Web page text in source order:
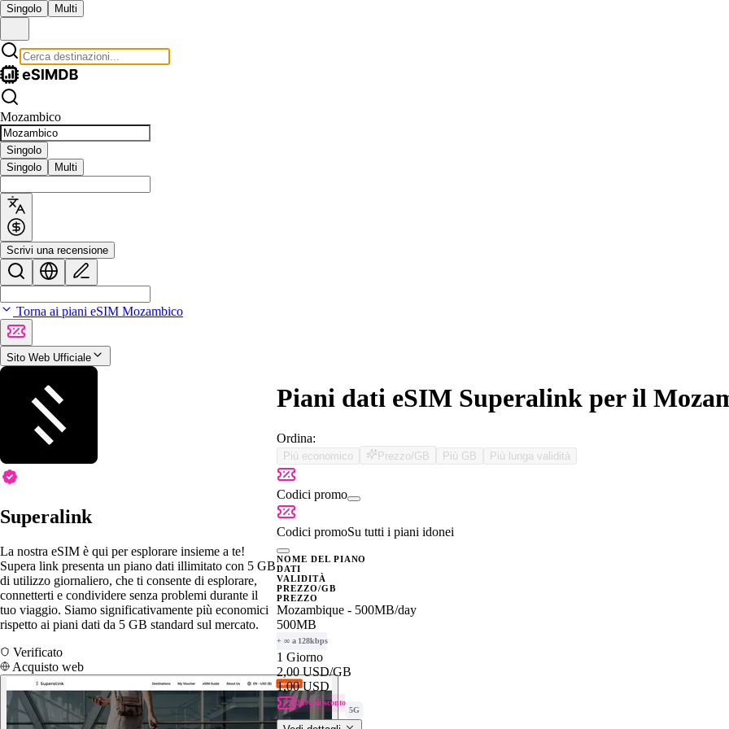
Singolo Multi
Mozambico
Singolo
Singolo
Multi
Scrivi una recensione
Torna ai piani eSIM Mozambico
Sito Web Ufficiale
Superalink
La nostra eSIM è qui per esplorare insieme a te!
Supera link presenta un piano dati illimitato con 5 GB
di utilizzo giornaliero, che ti consente di esplorare,
connetterti e condividere senza problemi durante il
tuo viaggio. Siamo significativamente più economici
rispetto ai piani dati da 5 GB standard sul mercato.
Verificato
Acquisto web
Piani dati eSIM Superalink per il
Ordina:
Più economico Prezzo/GB Più GB Più lunga validità
Codici promo
Codici promoSu tutti i piani idonei
NOME DEL PIANO
DATI
VALIDITÀ
PREZZO/GB
PREZZO
Mozambique - 500MB/day
500MB
+ ∞ a 128kbps
1 Giorno
2,00 USD/GB
1,00 USD
20% di sconto
5G